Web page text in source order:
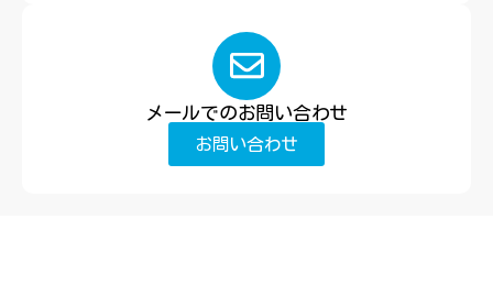
メールでのお問い合わせ
お問い合わせ